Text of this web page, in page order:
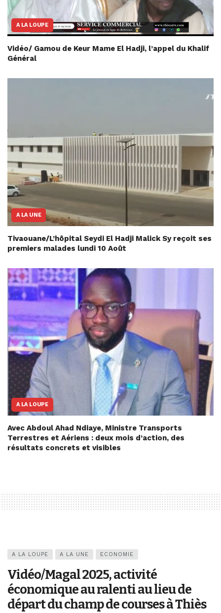
A LA LOUPE
Vidéo/ Gamou de Keur Mame El Hadji, l’appel du Khalif
Général
A LA UNE
Tivaouane/L’hôpital Seydi El Hadji Malick Sy reçoit ses
premiers malades lundi 10 Août
A LA LOUPE
Avec Abdoul Ahad Ndiaye, Ministre Transports
Terrestres et Aériens : deux mois d’action, des
résultats concrets et visibles
A LA LOUPE A LA UNE ECONOMIE
Vidéo/Magal 2025, activité
économique au ralenti au lieu de
départ du champ de courses à Thiès